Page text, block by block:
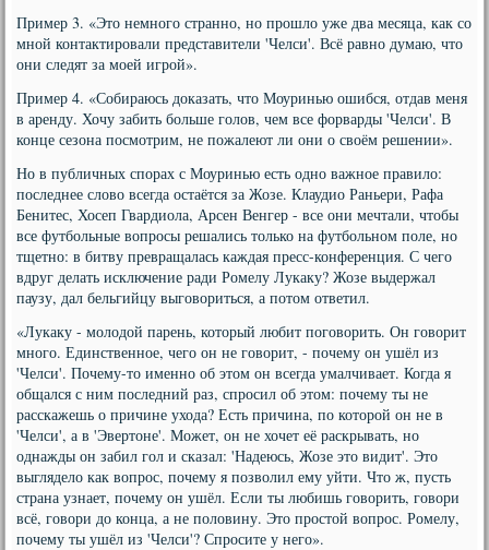
Пример 3. «Это немного странно, но прошло уже два месяца, как со
мной контактировали представители 'Челси'. Всё равно думаю, что
они следят за моей игрой».
Пример 4. «Собираюсь доказать, что Моуринью ошибся, отдав меня
в аренду. Хочу забить больше голов, чем все форварды 'Челси'. В
конце сезона посмотрим, не пожалеют ли они о своём решении».
Но в публичных спорах с Моуринью есть одно важное правило:
последнее слово всегда остаётся за Жозе. Клаудио Раньери, Рафа
Бенитес, Хосеп Гвардиола, Арсен Венгер - все они мечтали, чтобы
все футбольные вопросы решались только на футбольном поле, но
тщетно: в битву превращалась каждая пресс-конференция. С чего
вдруг делать исключение ради Ромелу Лукаку? Жозе выдержал
паузу, дал бельгийцу выговориться, а потом ответил.
«Лукаку - молодой парень, который любит поговорить. Он говорит
много. Единственное, чего он не говорит, - почему он ушёл из
'Челси'. Почему-то именно об этом он всегда умалчивает. Когда я
общался с ним последний раз, спросил об этом: почему ты не
расскажешь о причине ухода? Есть причина, по которой он не в
'Челси', а в 'Эвертоне'. Может, он не хочет её раскрывать, но
однажды он забил гол и сказал: 'Надеюсь, Жозе это видит'. Это
выглядело как вопрос, почему я позволил ему уйти. Что ж, пусть
страна узнает, почему он ушёл. Если ты любишь говорить, говори
всё, говори до конца, а не половину. Это простой вопрос. Ромелу,
почему ты ушёл из 'Челси'? Спросите у него».